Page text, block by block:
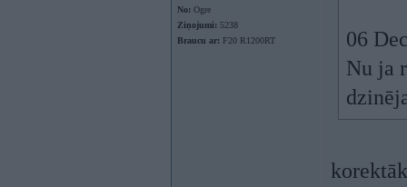
No: Ogre
Ziņojumi: 5238
Braucu ar: F20 R1200RT
06
Nu ja